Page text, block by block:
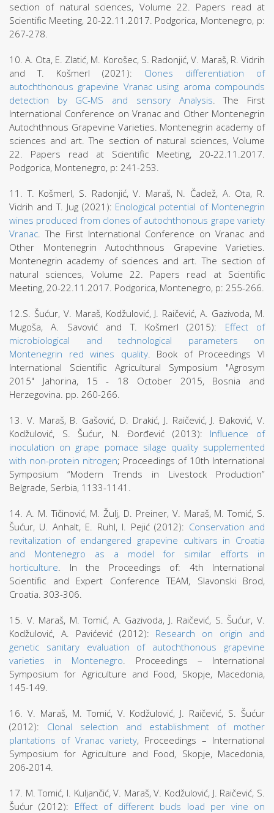
section of natural sciences, Volume 22. Papers read at
Scientific Meeting, 20-22.11.2017. Podgorica, Montenegro, p:
267-278.
10. A. Ota, E. Zlatić, M. Korošec, S. Radonjić, V. Maraš, R. Vidrih
and T. Košmerl (2021): Clones differentiation of
autochthonous grapevine Vranac using aroma compounds
detection by GC-MS and sensory Analysis. The First
International Conference on Vranac and Other Montenegrin
Autochthnous Grapevine Varieties. Montenegrin academy of
sciences and art. The section of natural sciences, Volume
22. Papers read at Scientific Meeting, 20-22.11.2017.
Podgorica, Montenegro, p: 241-253.
11. T. Košmerl, S. Radonjić, V. Maraš, N. Čadež, A. Ota, R.
Vidrih and T. Jug (2021): Enological potential of Montenegrin
wines produced from clones of autochthonous grape variety
Vranac. The First International Conference on Vranac and
Other Montenegrin Autochthnous Grapevine Varieties.
Montenegrin academy of sciences and art. The section of
natural sciences, Volume 22. Papers read at Scientific
Meeting, 20-22.11.2017. Podgorica, Montenegro, p: 255-266.
12.S. Šućur, V. Maraš, Kodžulović, J. Raičević, A. Gazivoda, M.
Mugoša, A. Savović and T. Košmerl (2015): Effect of
microbiological and technological parameters on
Montenegrin red wines quality. Book of Proceedings VI
International Scientific Agricultural Symposium "Agrosym
2015" Jahorina, 15 - 18 October 2015, Bosnia and
Herzegovina. pp. 260-266.
13. V. Maraš, B. Gašović, D. Drakić, J. Raičević, J. Đaković, V.
Kodžulović, S. Šućur, N. Đorđević (2013): Influence of
inoculation on grape pomace silage quality supplemented
with non-protein nitrogen; Proceedings of 10th International
Symposium “Modern Trends in Livestock Production”
Belgrade, Serbia, 1133-1141.
14. A. M. Tičinović, M. Žulj, D. Preiner, V. Maraš, M. Tomić, S.
Šućur, U. Anhalt, E. Ruhl, I. Pejić (2012): Conservation and
revitalization of endangered grapevine cultivars in Croatia
and Montenegro as a model for similar efforts in
horticulture. In the Proceedings of: 4th International
Scientific and Expert Conference TEAM, Slavonski Brod,
Croatia. 303-306.
15. V. Maraš, M. Tomić, A. Gazivoda, J. Raičević, S. Šućur, V.
Kodžulović, A. Pavićević (2012): Research on origin and
genetic sanitary evaluation of autochthonous grapevine
varieties in Montenegro. Proceedings – International
Symposium for Agriculture and Food, Skopje, Macedonia,
145-149.
16. V. Maraš, M. Tomić, V. Kodžulović, J. Raičević, S. Šućur
(2012): Clonal selection and establishment of mother
plantations of Vranac variety, Proceedings – International
Symposium for Agriculture and Food, Skopje, Macedonia,
206-2014.
17. M. Tomić, I. Kuljančić, V. Maraš, V. Kodžulović, J. Raičević, S.
Šućur (2012): Effect of different buds load per vine on